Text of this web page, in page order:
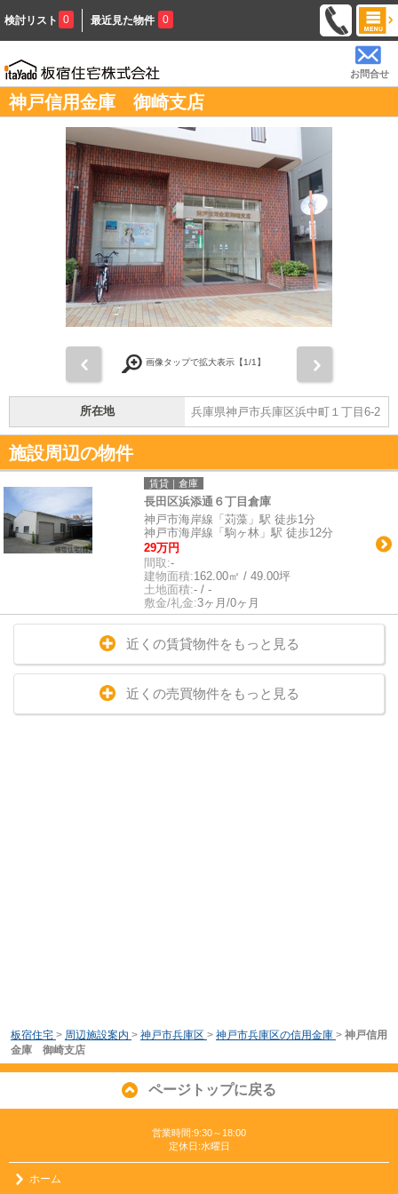
検討リスト 0 最近見た物件 0
お問合せ
神戸信用金庫 御崎支店
画像タップで拡大表示【1/1】
所在地 兵庫県神戸市兵庫区浜中町１丁目6-2
施設周辺の物件
賃貸｜倉庫
長田区浜添通６丁目倉庫
神戸市海岸線「苅藻」駅 徒歩1分
神戸市海岸線「駒ヶ林」駅 徒歩12分
29万円
間取:-
建物面積:162.00㎡ / 49.00坪
土地面積:- / -
敷金/礼金:3ヶ月/0ヶ月
近くの賃貸物件をもっと見る
近くの売買物件をもっと見る
板宿住宅 > 周辺施設案内 > 神戸市兵庫区 > 神戸市兵庫区の信用金庫 > 神戸信用
金庫 御崎支店
ページトップに戻る
営業時間:9:30～18:00
定休日:水曜日
ホーム